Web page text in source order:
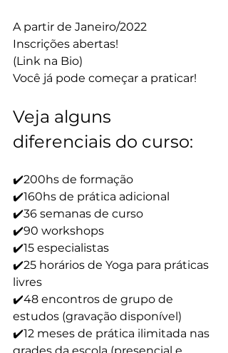
A partir de Janeiro/2022
Inscrições abertas!
(Link na Bio)
Você já pode começar a praticar!
Veja alguns
diferenciais do curso:
✔️200hs de formação
✔️160hs de prática adicional
✔️36 semanas de curso
✔️90 workshops
✔️15 especialistas
✔️25 horários de Yoga para práticas
livres
✔️48 encontros de grupo de
estudos (gravação disponível)
✔️12 meses de prática ilimitada nas